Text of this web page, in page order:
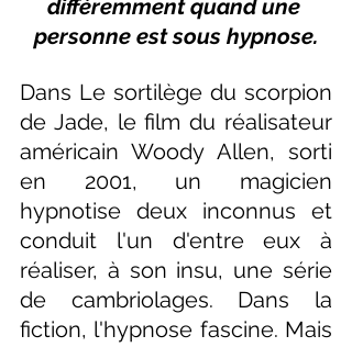
différemment quand une
personne est sous hypnose.
Dans Le sortilège du scorpion
de Jade, le film du réalisateur
américain Woody Allen, sorti
en 2001, un magicien
hypnotise deux inconnus et
conduit l'un d'entre eux à
réaliser, à son insu, une série
de cambriolages. Dans la
fiction, l'hypnose fascine. Mais